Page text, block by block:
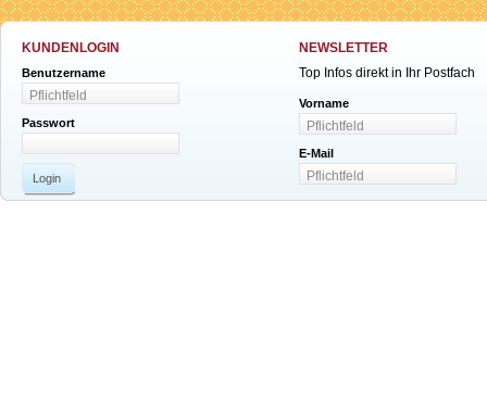
KUNDENLOGIN
Benutzername
Passwort
Login
NEWSLETTER
Top Infos direkt in Ihr Postfach
Vorname
E-Mail